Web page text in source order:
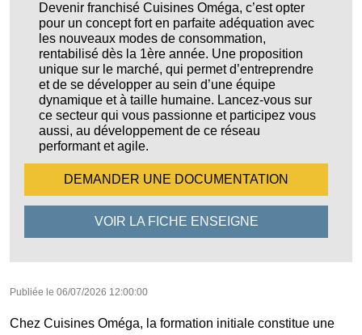
Devenir franchisé Cuisines Oméga, c’est opter
pour un concept fort en parfaite adéquation avec
les nouveaux modes de consommation,
rentabilisé dès la 1ère année. Une proposition
unique sur le marché, qui permet d’entreprendre
et de se développer au sein d’une équipe
dynamique et à taille humaine. Lancez-vous sur
ce secteur qui vous passionne et participez vous
aussi, au développement de ce réseau
performant et agile.
DEMANDER UNE DOCUMENTATION
VOIR LA FICHE ENSEIGNE
Publiée le 06/07/2026 12:00:00
Chez Cuisines Oméga, la formation initiale constitue une